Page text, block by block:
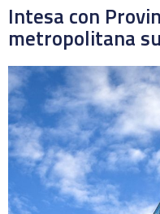
Intesa con
metropolitana